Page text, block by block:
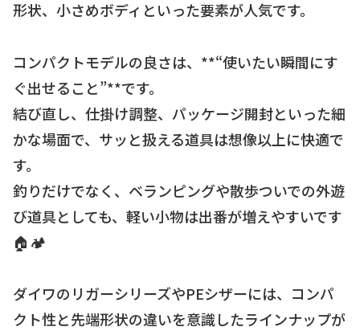
形状、小さめボディといった要素が人気です。
コンパクトモデルの良さは、**“使いたい瞬間にす
ぐ出せること”**です。
結び直し、仕掛け調整、パッケージ開封といった細
かな場面で、サッと扱える道具は想像以上に快適で
す。
釣りだけでなく、ベランピングや散歩ついでの外遊
び道具としても、軽い小物は出番が増えやすいです
🏠🏕
ダイワのリガーシリーズやPEシザーには、コンパ
クト性と先端形状の違いを意識したラインナップが